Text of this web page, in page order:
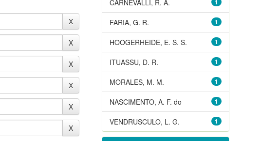
1
CARNEVALLI, R. A.
1
FARIA, G. R.
1
HOOGERHEIDE, E. S. S.
1
ITUASSU, D. R.
1
MORALES, M. M.
1
NASCIMENTO, A. F. do
1
VENDRUSCULO, L. G.